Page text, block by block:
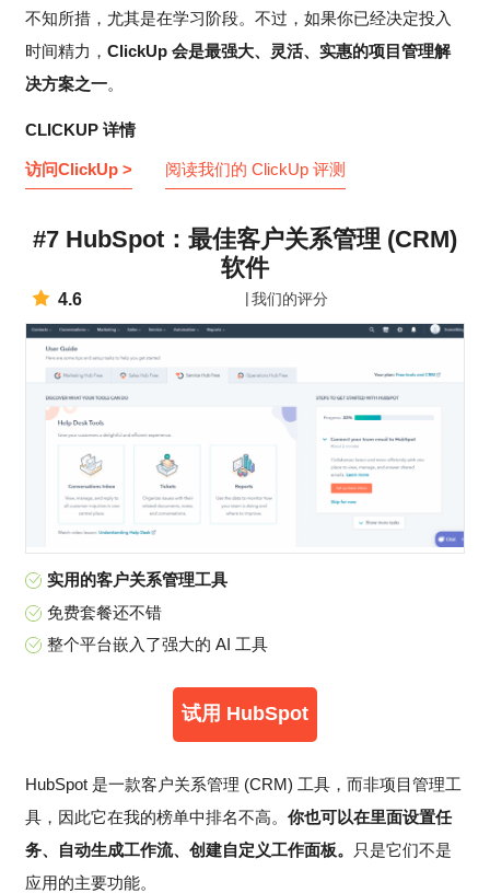
不知所措，尤其是在学习阶段。不过，如果你已经决定投入
时间精力， ClickUp 会是最强大、灵活、实惠的项目管理解
决方案之一。
CLICKUP 详情
访问ClickUp > 阅读我们的 ClickUp 评测
#7 HubSpot：最佳客户关系管理 (CRM)
软件
4.6 我们的评分
实用的客户关系管理工具
免费套餐还不错
整个平台嵌入了强大的 AI 工具
试用 HubSpot
HubSpot 是一款客户关系管理 (CRM) 工具，而非项目管理工
具，因此它在我的榜单中排名不高。 你也可以在里面设置任
务、自动生成工作流、创建自定义工作面板。
只是它们不是
应用的主要功能。